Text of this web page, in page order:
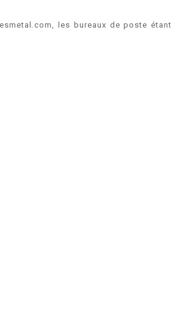
les bureaux de poste étant